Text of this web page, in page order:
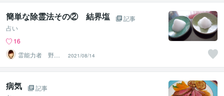
簡単な除霊法その② 結界塩
記事
占い
16
霊能力者 野神
董子（とうこ）
2021/08/14
病気
記事